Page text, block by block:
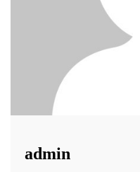
admin